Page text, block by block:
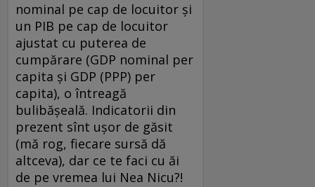
nominal pe cap de locuitor și
un PIB pe cap de locuitor
ajustat cu puterea de
cumpărare (GDP nominal per
capita și GDP (PPP) per
capita), o întreagă
bulibășeală. Indicatorii din
prezent sînt ușor de găsit
(mă rog, fiecare sursă dă
altceva), dar ce te faci cu ăi
de pe vremea lui Nea Nicu?!